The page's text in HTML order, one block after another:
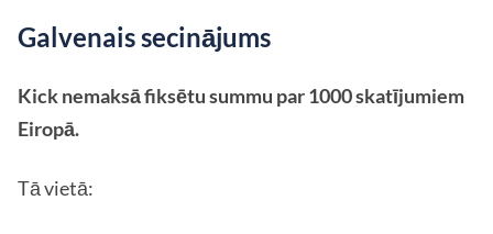
Galvenais secinājums
Kick nemaksā fiksētu summu par 1000 skatījumiem
Eiropā.
Tā vietā: